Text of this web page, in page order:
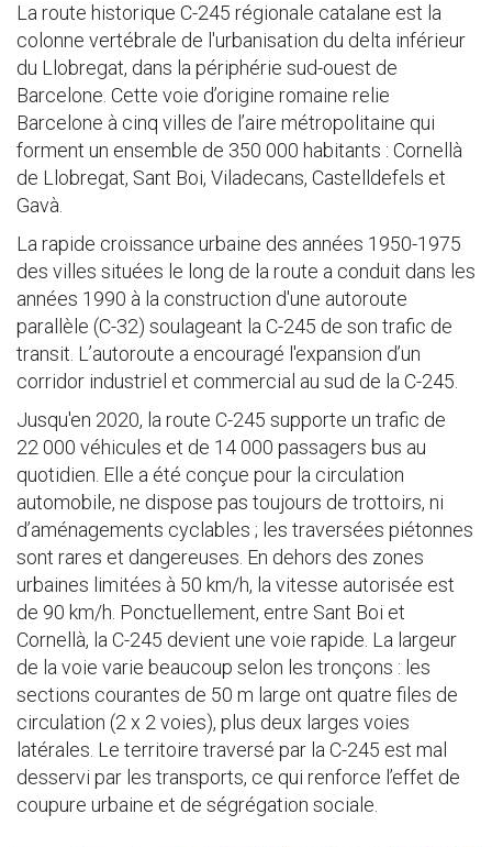
La route historique C-245 régionale catalane est la
colonne vertébrale de l'urbanisation du delta inférieur
du Llobregat, dans la périphérie sud-ouest de
Barcelone. Cette voie d’origine romaine relie
Barcelone à cinq villes de l’aire métropolitaine qui
forment un ensemble de 350 000 habitants : Cornellà
de Llobregat, Sant Boi, Viladecans, Castelldefels et
Gavà.
La rapide croissance urbaine des années 1950-1975
des villes situées le long de la route a conduit dans les
années 1990 à la construction d'une autoroute
parallèle (C-32) soulageant la C-245 de son trafic de
transit. L’autoroute a encouragé l'expansion d’un
corridor industriel et commercial au sud de la C-245.
Jusqu'en 2020, la route C-245 supporte un trafic de
22 000 véhicules et de 14 000 passagers bus au
quotidien. Elle a été conçue pour la circulation
automobile, ne dispose pas toujours de trottoirs, ni
d’aménagements cyclables ; les traversées piétonnes
sont rares et dangereuses. En dehors des zones
urbaines limitées à 50 km/h, la vitesse autorisée est
de 90 km/h. Ponctuellement, entre Sant Boi et
Cornellà, la C-245 devient une voie rapide. La largeur
de la voie varie beaucoup selon les tronçons : les
sections courantes de 50 m large ont quatre files de
circulation (2 x 2 voies), plus deux larges voies
latérales. Le territoire traversé par la C-245 est mal
desservi par les transports, ce qui renforce l’effet de
coupure urbaine et de ségrégation sociale.